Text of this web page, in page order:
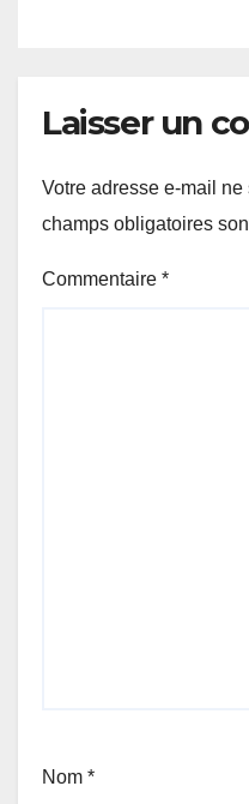
Laisser un
Votre adresse e-mail
champs obligatoires
Commentaire *
Nom *